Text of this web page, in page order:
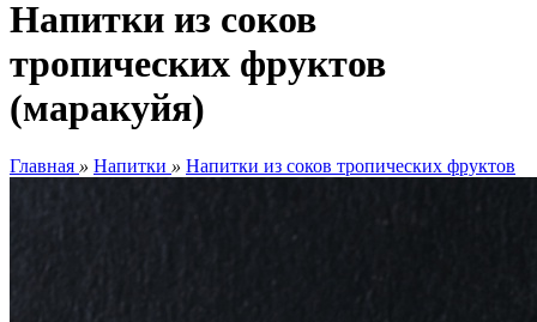
Напитки из соков
тропических фруктов
(маракуйя)
Главная » Напитки » Напитки из соков тропических фруктов